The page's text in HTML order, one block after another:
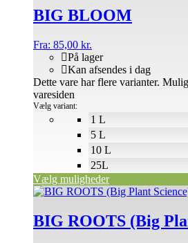
BIG BLOOM
Fra: 85,00 kr.
På lager
Kan afsendes i dag
Vælg variant:
Vælg muligheder
Dette vare har flere varianter.
varesiden
1 L
5 L
10 L
25L
BIG ROOTS (Big